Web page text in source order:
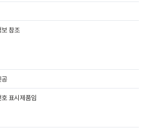
보 참조
공
호 표시제품임